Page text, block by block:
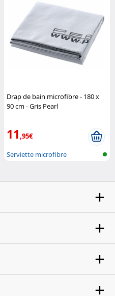
Drap de bain microfibre - 180 x
90 cm - Gris Pearl
11,95€
Serviette microfibre